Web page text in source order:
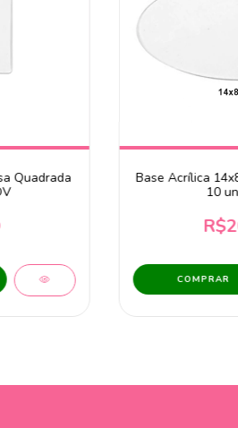
Quadrada
Base Acrílica
10